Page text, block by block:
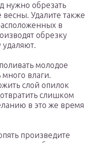
нужно обрезать
Удалите также
в
обрезку
удаляют.
молодое
влаги.
слой опилок
слишком
в это же время
произведите